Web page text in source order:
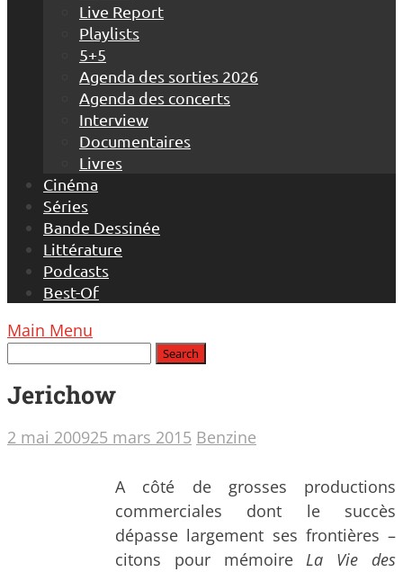
Live Report
Playlists
5+5
Agenda des sorties 2026
Agenda des concerts
Interview
Documentaires
Livres
Cinéma
Séries
Bande Dessinée
Littérature
Podcasts
Best-Of
Main Menu
Jerichow
2 mai 200925 mars 2015 Benzine
A côté de grosses productions
commerciales dont le succès
dépasse largement ses frontières –
citons pour mémoireLa Vie des